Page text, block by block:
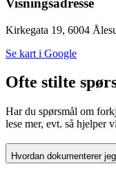
Visningsadresse
Kirkegata 19, 6004
Se kart i Google
Ofte stilte
Har du spørsmål om
lese mer, evt. så hjelper
Hvordan dokumenterer